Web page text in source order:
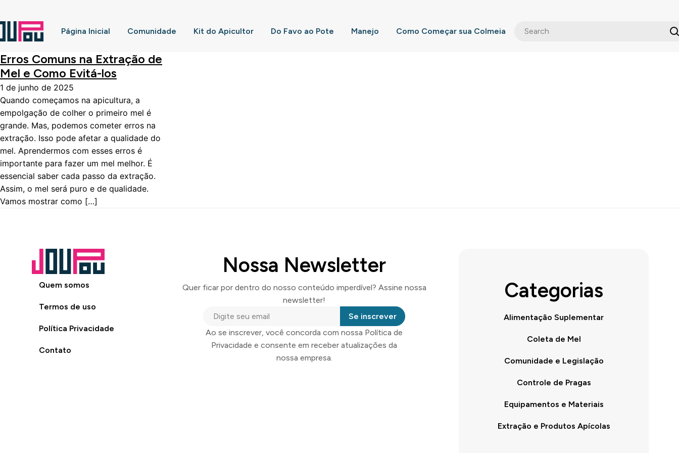
Página Inicial Comunidade Kit do Apicultor Do Favo ao Pote Manejo Como Começar sua Colmeia
Erros Comuns na Extração de
Mel e Como Evitá-los
1 de junho de 2025
Quando começamos na apicultura, a
empolgação de colher o primeiro mel é
grande. Mas, podemos cometer erros na
extração. Isso pode afetar a qualidade do
mel. Aprendermos com esses erros é
importante para fazer um mel melhor. É
essencial saber cada passo da extração.
Assim, o mel será puro e de qualidade.
Vamos mostrar como […]
Quem somos
Termos de uso
Política Privacidade
Contato
Nossa Newsletter
Quer ficar por dentro do nosso conteúdo imperdível? Assine nossa
newsletter!
Se inscrever
Ao se inscrever, você concorda com nossa Política de
Privacidade e consente em receber atualizações da
nossa empresa.
Categorias
Alimentação Suplementar
Coleta de Mel
Comunidade e Legislação
Controle de Pragas
Equipamentos e Materiais
Extração e Produtos Apícolas